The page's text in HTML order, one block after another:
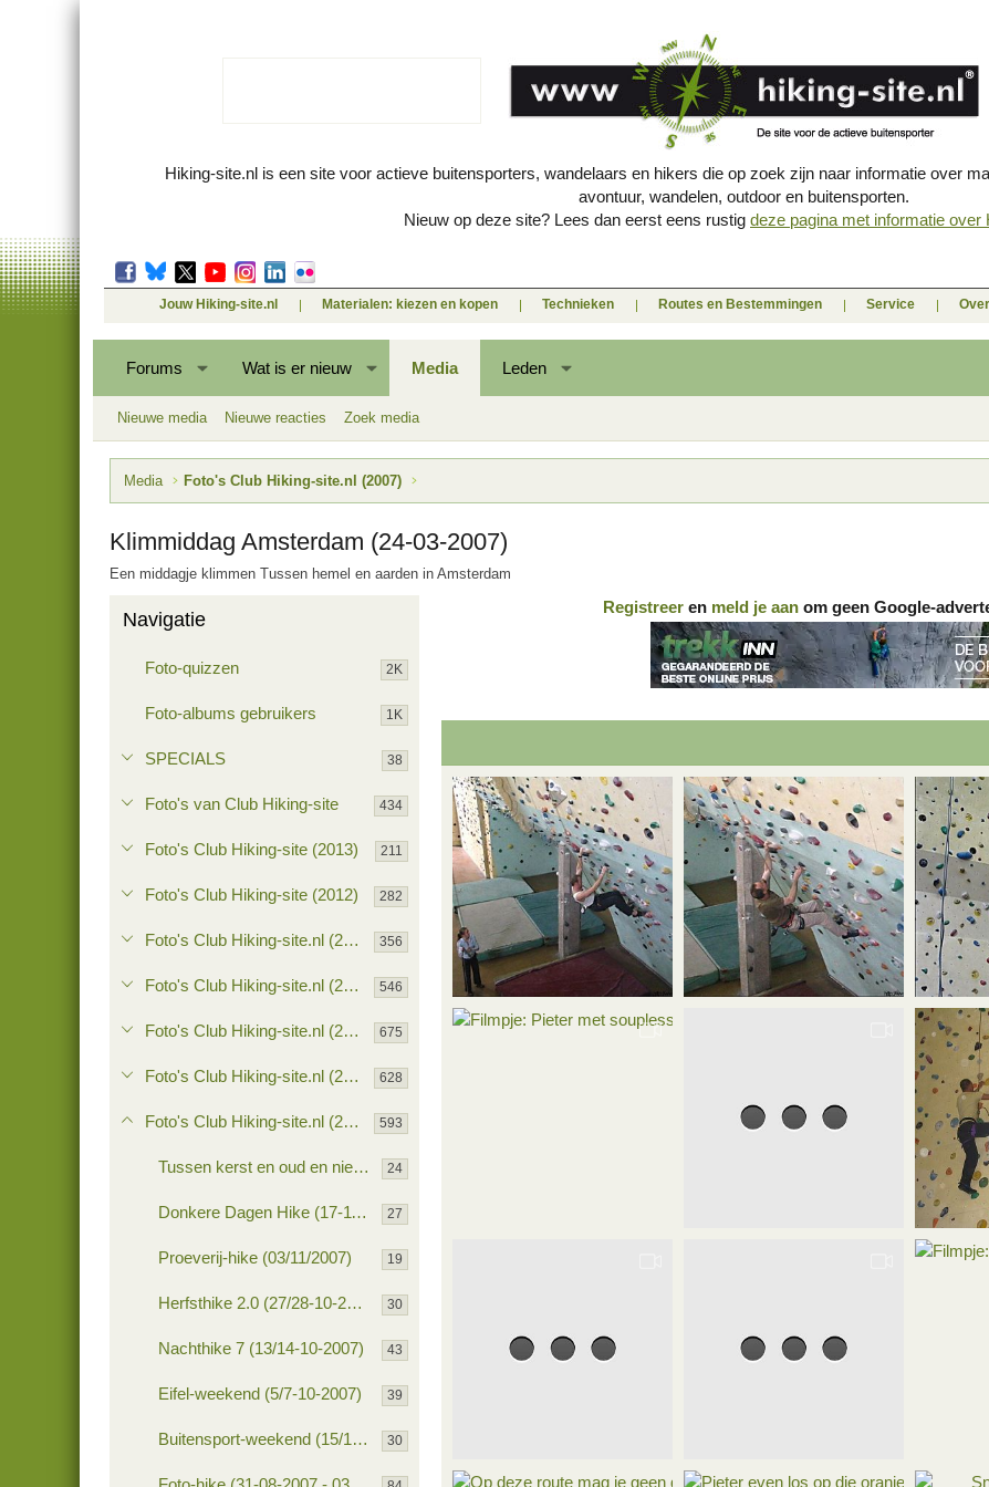
Hiking-site.nl is een site voor actieve buitensporters, wandelaars en hikers die op zoek zijn naar informatie over
avontuur, wandelen, outdoor en buitensporten.
Nieuw op deze site? Lees dan eerst eens rustig deze pagina met informatie over
Jouw Hiking-site.nl Materialen: kiezen en kopen Technieken Routes en Bestemmingen Service
Forums Wat is er nieuw Media Leden
Nieuwe media Nieuwe reacties Zoek media
Media Foto's Club Hiking-site.nl (2007)
Klimmiddag Amsterdam (24-03-2007)
Een middagje klimmen Tussen hemel en aarden in Amsterdam
Navigatie
Foto-quizzen 2K
Foto-albums gebruikers 1K
SPECIALS 38
Foto's van Club Hiking-site 434
Foto's Club Hiking-site (2013) 211
Foto's Club Hiking-site (2012) 282
Foto's Club Hiking-site.nl (2011) 356
Foto's Club Hiking-site.nl (2010) 546
Foto's Club Hiking-site.nl (2009) 675
Foto's Club Hiking-site.nl (2008) 628
Foto's Club Hiking-site.nl (2007) 593
Tussen kerst en oud en nieuw hike (29-12-2007) 24
Donkere Dagen Hike (17-11-2007) 27
Proeverij-hike (03/11/2007) 19
Herfsthike 2.0 (27/28-10-2007) 30
Nachthike 7 (13/14-10-2007) 43
Eifel-weekend (5/7-10-2007) 39
Buitensport-weekend (15/16-09-2007) 30
Registreer en meld je aan om geen Google-
Roedi
26 mrt 2007
Peter
Roedi
0
0
Peter
Roedi